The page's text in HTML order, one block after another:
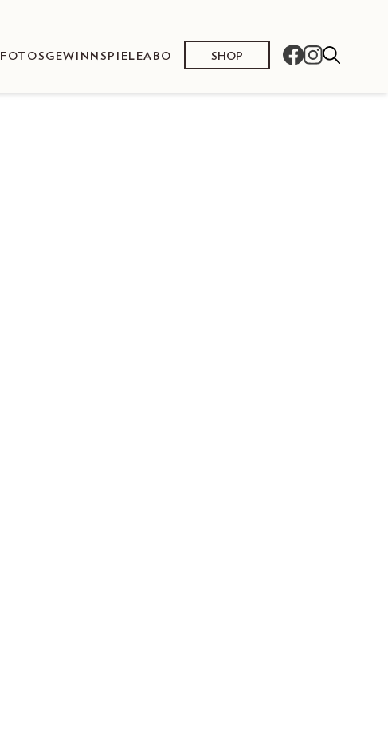
FOTOS GEWINNSPIELEABO SHOP